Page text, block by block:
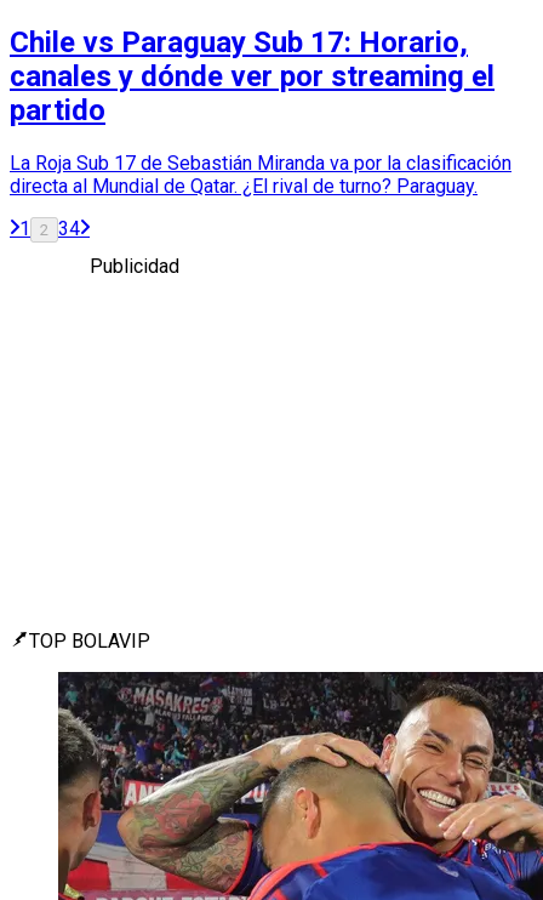
Chile vs Paraguay Sub 17: Horario,
canales y dónde ver por streaming el
partido
La Roja Sub 17 de Sebastián Miranda va por la clasificación
directa al Mundial de Qatar. ¿El rival de turno? Paraguay.
1
2 34
Publicidad
TOP BOLAVIP